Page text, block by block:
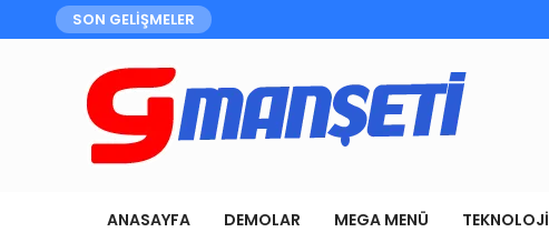
SON GELİŞMELER
ANASAYFA DEMOLAR MEGA MENÜ TEKNOLOJI